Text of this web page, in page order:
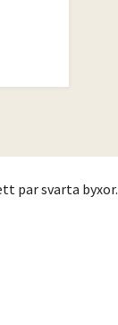
par svarta byxor.